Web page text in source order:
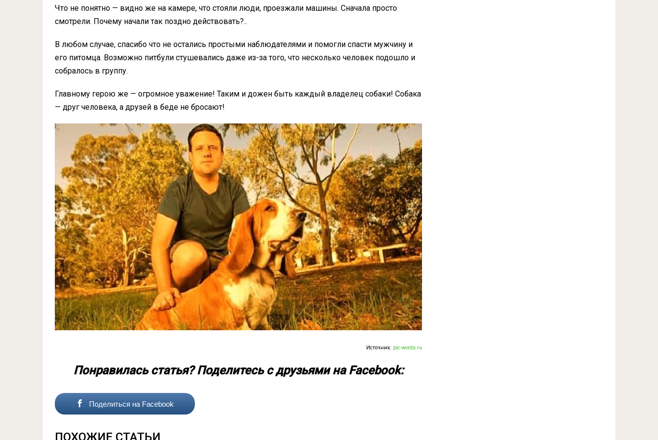
Что не понятно — видно же на камере, что стояли люди, проезжали машины. Сначала просто
смотрели. Почему начали так поздно действовать?..
В любом случае, спасибо что не остались простыми наблюдателями и помогли спасти мужчину и
его питомца. Возможно питбули стушевались даже из-за того, что несколько человек подошло и
собралось в группу.
Главному герою же — огромное уважение! Таким и дожен быть каждый владелец собаки! Собака
— друг человека, а друзей в беде не бросают!
Источник: pic-words.ru
Понравилась статья? Поделитесь с друзьями на Facebook:
Поделиться на Facebook
ПОХОЖИЕ СТАТЬИ